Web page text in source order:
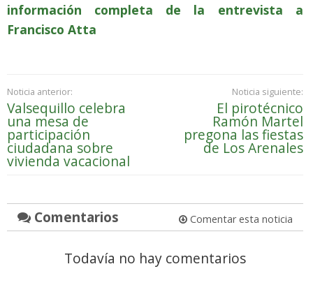
información completa de la entrevista a
Francisco Atta
Noticia anterior:
Valsequillo celebra
una mesa de
participación
ciudadana sobre
vivienda vacacional
Noticia siguiente:
El pirotécnico
Ramón Martel
pregona las fiestas
de Los Arenales
Comentarios Comentar esta noticia
Todavía no hay comentarios